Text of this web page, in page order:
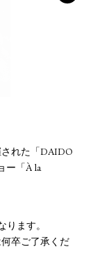
れた「DAIDO
ー「À la
ります。
卒ご了承くだ